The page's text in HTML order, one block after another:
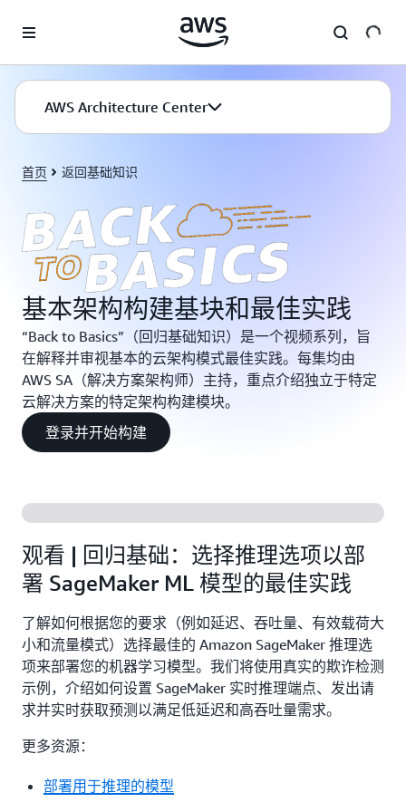
AWS Architecture Center
首页 返回基础知识
基本架构构建基块和最佳实践
“Back to Basics”（回归基础知识）是一个视频系列，旨
在解释并审视基本的云架构模式最佳实践。每集均由
AWS SA（解决方案架构师）主持，重点介绍独立于特定
云解决方案的特定架构构建模块。
登录并开始构建
观看 | 回归基础：选择推理选项以部
署 SageMaker ML 模型的最佳实践
了解如何根据您的要求（例如延迟、吞吐量、有效载荷大
小和流量模式）选择最佳的 Amazon SageMaker 推理选
项来部署您的机器学习模型。我们将使用真实的欺诈检测
示例，介绍如何设置 SageMaker 实时推理端点、发出请
求并实时获取预测以满足低延迟和高吞吐量需求。
更多资源：
部署用于推理的模型